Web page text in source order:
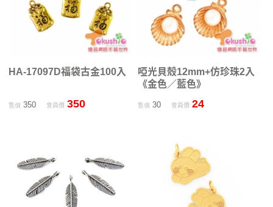
HA-17097D福袋古金100入
售價350 會員價 350
啞光貝殼12mm+仿珍珠2入
《金色／藍色》
售價 30 會員價 24